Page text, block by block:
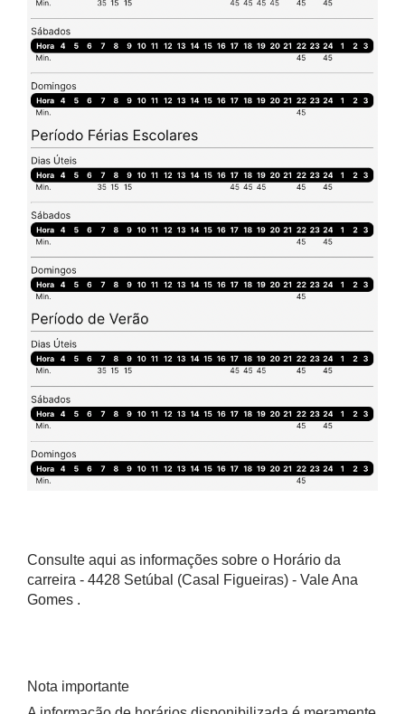
Consulte aqui as informações sobre o Horário da
carreira - 4428 Setúbal (Casal Figueiras) - Vale Ana
Gomes .
Nota importante